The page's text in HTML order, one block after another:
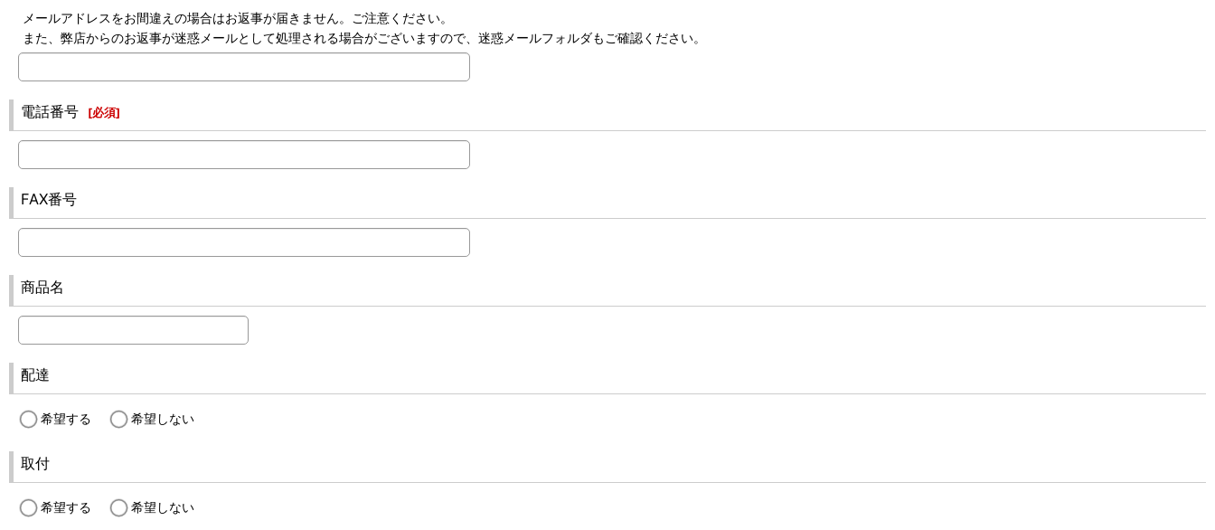
メールアドレスをお間違えの場合はお返事が届きません。ご注意ください。
また、弊店からのお返事が迷惑メールとして処理される場合がございますので、迷惑メールフォルダもご確認ください。
電話番号 [必須]
FAX番号
商品名
配達
希望する 希望しない
取付
希望する 希望しない